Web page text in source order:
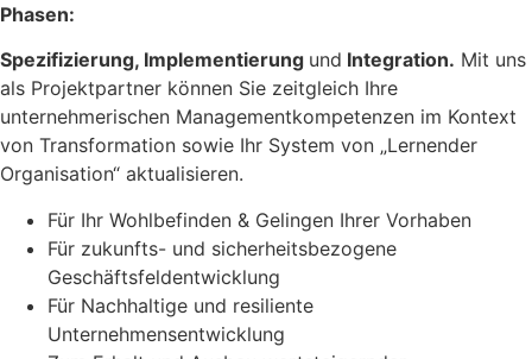
Phasen:
Spezifizierung, Implementierung und Integration. Mit uns
als Projektpartner können Sie zeitgleich Ihre
unternehmerischen Managementkompetenzen im Kontext
von Transformation sowie Ihr System von „Lernender
Organisation“ aktualisieren.
Für Ihr Wohlbefinden & Gelingen Ihrer Vorhaben
Für zukunfts- und sicherheitsbezogene
Geschäftsfeldentwicklung
Für Nachhaltige und resiliente
Unternehmensentwicklung